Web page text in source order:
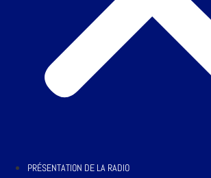
PRÉSENTATION DE LA RADIO